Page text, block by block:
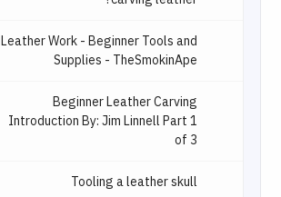
Leather Work - Beginner Tools and
Supplies - TheSmokinApe
Beginner Leather Carving
Introduction By: Jim Linnell Part 1
of 3
Tooling a leather skull